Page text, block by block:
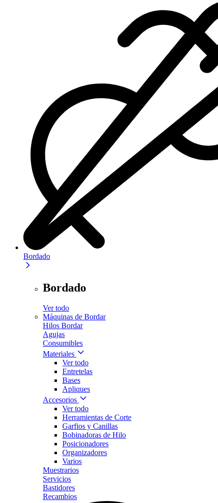
Bordado
Bordado
Ver todo
Máquinas de Bordar
Hilos Bordar
Agujas
Consumibles
Materiales
Ver todo
Entretelas
Bases
Apliques
Accesorios
Ver todo
Herramientas de Corte
Garfios y Canillas
Bobinadoras de Hilo
Posicionadores
Organizadores
Varios
Muestrarios
Servicios
Bastidores
Recambios